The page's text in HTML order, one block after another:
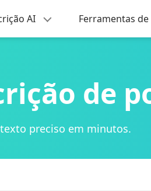
AI Ferramentas de
de
preciso em minutos.